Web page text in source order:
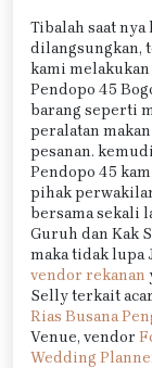
Tibalah saat
dilangsungkan,
kami
Pendopo 45
barang seperti
peralatan
pesanan.
Pendopo 45
pihak
bersama sekali
Guruh dan Kak
maka tidak lupa
vendor rekanan
Selly terkait
Rias Busana
Venue, vendor
Wedding